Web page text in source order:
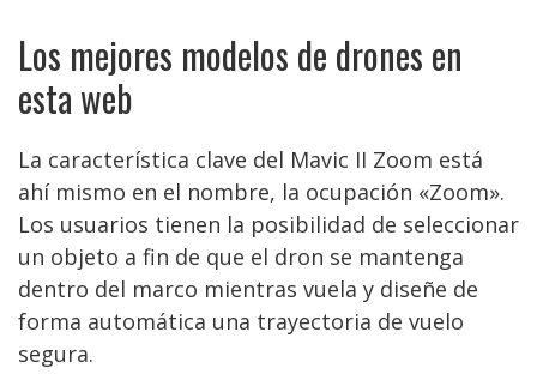
Los mejores modelos de drones en
esta web
La característica clave del Mavic II Zoom está
ahí mismo en el nombre, la ocupación «Zoom».
Los usuarios tienen la posibilidad de seleccionar
un objeto a fin de que el dron se mantenga
dentro del marco mientras vuela y diseñe de
forma automática una trayectoria de vuelo
segura.